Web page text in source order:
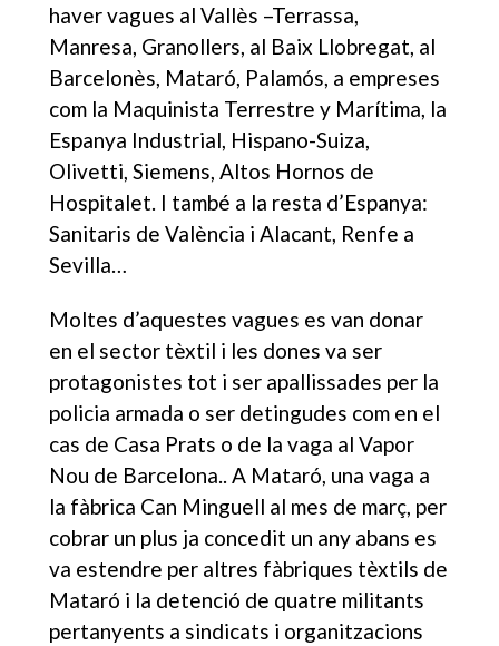
haver vagues al Vallès –Terrassa,
Manresa, Granollers, al Baix Llobregat, al
Barcelonès, Mataró, Palamós, a empreses
com la Maquinista Terrestre y Marítima, la
Espanya Industrial, Hispano-Suiza,
Olivetti, Siemens, Altos Hornos de
Hospitalet. I també a la resta d’Espanya:
Sanitaris de València i Alacant, Renfe a
Sevilla…
Moltes d’aquestes vagues es van donar
en el sector tèxtil i les dones va ser
protagonistes tot i ser apallissades per la
policia armada o ser detingudes com en el
cas de Casa Prats o de la vaga al Vapor
Nou de Barcelona.. A Mataró, una vaga a
la fàbrica Can Minguell al mes de març, per
cobrar un plus ja concedit un any abans es
va estendre per altres fàbriques tèxtils de
Mataró i la detenció de quatre militants
pertanyents a sindicats i organitzacions